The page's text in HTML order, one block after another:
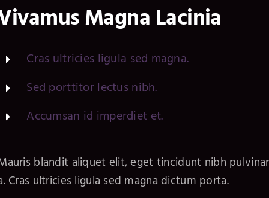
Magna Lacinia
Cras ultricies ligula sed magna.
Sed porttitor lectus nibh.
Accumsan id imperdiet et.
blandit aliquet elit, eget tincidunt nibh pulvinar
Cras ultricies ligula sed magna dictum porta.